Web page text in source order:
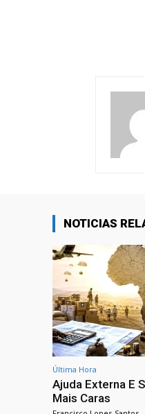
NOTICIAS
Última Hora
Ajuda Externa E
Mais Caras